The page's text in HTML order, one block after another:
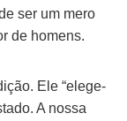
ser um mero
de homens.
Ele “elege-
A nossa